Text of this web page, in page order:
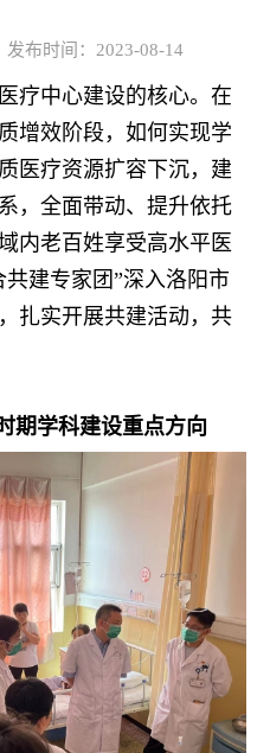
发布时间：2023-08-14
疗中心建设的核心。在
增效阶段，如何实现学
医疗资源扩容下沉，建
，全面带动、提升依托
内老百姓享受高水平医
建专家团”深入洛阳市
，扎实开展共建活动，共
期学科建设重点方向